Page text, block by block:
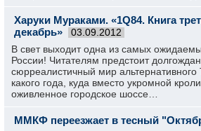
Харуки Мураками. «1Q84. Книга
декабрь»
03.09.2012
В свет выходит одна из самых
России! Читателям предстоит
сюрреалистичный мир альтернативного
какого года, куда вместо укромной
оживленное городское шоссе…
ММКФ переезжает в тесный